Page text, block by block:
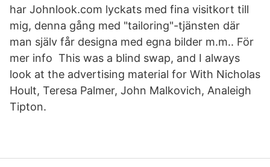
har Johnlook.com lyckats med fina visitkort till
mig, denna gång med "tailoring"-tjänsten där
man själv får designa med egna bilder m.m.. För
mer info This was a blind swap, and I always
look at the advertising material for With Nicholas
Hoult, Teresa Palmer, John Malkovich, Analeigh
Tipton.